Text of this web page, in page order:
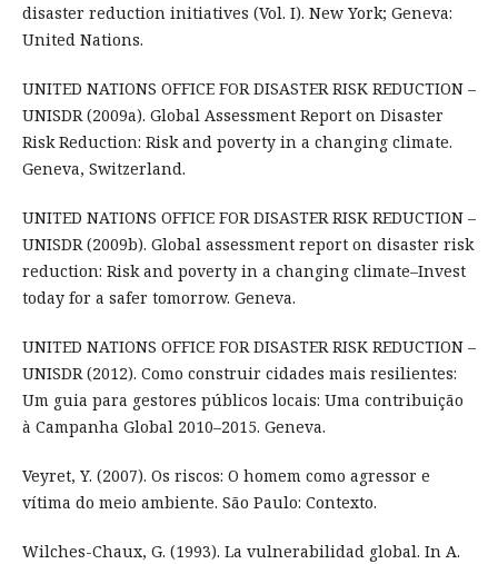
disaster reduction initiatives (Vol. I). New York; Geneva:
United Nations.
UNITED NATIONS OFFICE FOR DISASTER RISK REDUCTION –
UNISDR (2009a). Global Assessment Report on Disaster
Risk Reduction: Risk and poverty in a changing climate.
Geneva, Switzerland.
UNITED NATIONS OFFICE FOR DISASTER RISK REDUCTION –
UNISDR (2009b). Global assessment report on disaster risk
reduction: Risk and poverty in a changing climate–Invest
today for a safer tomorrow. Geneva.
UNITED NATIONS OFFICE FOR DISASTER RISK REDUCTION –
UNISDR (2012). Como construir cidades mais resilientes:
Um guia para gestores públicos locais: Uma contribuição
à Campanha Global 2010–2015. Geneva.
Veyret, Y. (2007). Os riscos: O homem como agressor e
vítima do meio ambiente. São Paulo: Contexto.
Wilches-Chaux, G. (1993). La vulnerabilidad global. In A.